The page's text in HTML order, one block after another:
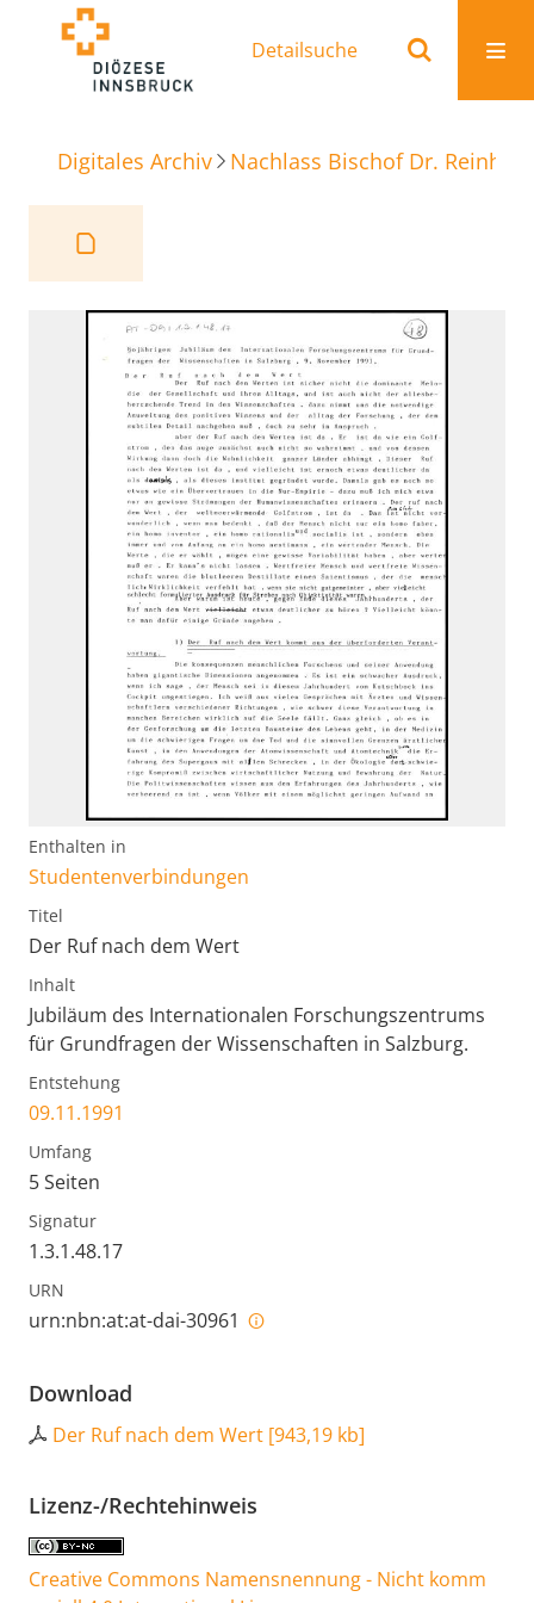
Detailsuche
Digitales Archiv Nachlass Bischof Dr.
Enthalten in
Studentenverbindungen
Titel
Der Ruf nach dem Wert
Inhalt
Jubiläum des Internationalen Forschungszentrums
für Grundfragen der Wissenschaften in Salzburg.
Entstehung
09.11.1991
Umfang
5 Seiten
Signatur
1.3.1.48.17
URN
urn:nbn:at:at-dai-30961
Download
Der Ruf nach dem Wert [943,19 kb]
Lizenz-/Rechtehinweis
Creative Commons Namensnennung - Nicht komm